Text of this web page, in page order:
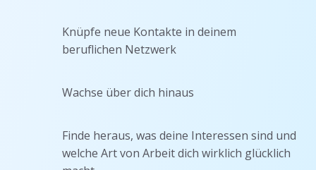
Knüpfe neue Kontakte in deinem
beruflichen Netzwerk
Wachse über dich hinaus
Finde heraus, was deine Interessen sind und
welche Art von Arbeit dich wirklich glücklich